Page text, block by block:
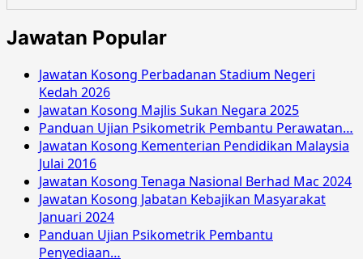
Lumpur
November
2016
Jawatan Popular
Jawatan Kosong Perbadanan Stadium Negeri
Kedah 2026
Jawatan Kosong Majlis Sukan Negara 2025
Panduan Ujian Psikometrik Pembantu Perawatan…
Jawatan Kosong Kementerian Pendidikan Malaysia
Julai 2016
Jawatan Kosong Tenaga Nasional Berhad Mac 2024
Jawatan Kosong Jabatan Kebajikan Masyarakat
Januari 2024
Panduan Ujian Psikometrik Pembantu
Penyediaan…